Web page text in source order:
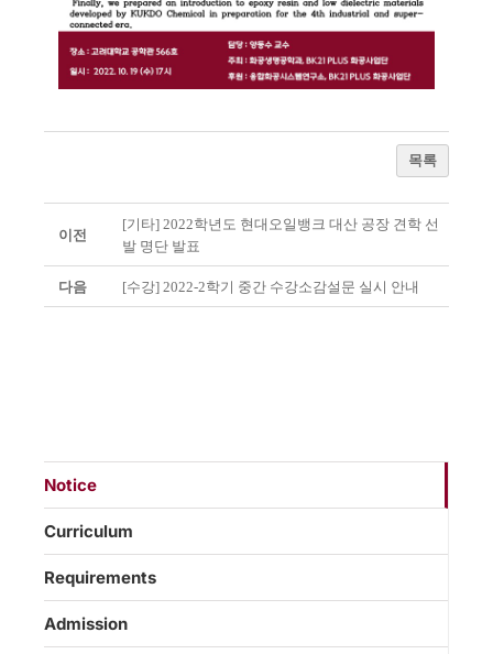
목록
이전
[기타] 2022학년도 현대오일뱅크 대산 공장 견학 선
발 명단 발표
다음 [수강] 2022-2학기 중간 수강소감설문 실시 안내
Notice
Curriculum
Requirements
Admission